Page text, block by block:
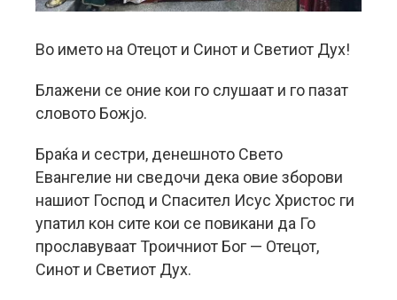
Во името на Отецот и Синот и Светиот Дух!
Блажени се оние кои го слушаат и го пазат
словото Божјо.
Браќа и сестри, денешното Свето
Евангелие ни сведочи дека овие зборови
нашиот Господ и Спасител Исус Христос ги
упатил кон сите кои се повикани да Го
прославуваат Троичниот Бог — Отецот,
Синот и Светиот Дух.